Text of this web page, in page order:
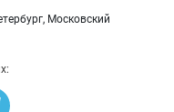
Московский